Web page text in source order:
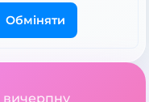
Обміняти
вичерпну